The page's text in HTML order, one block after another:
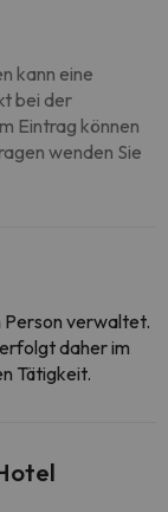
kann eine
bei der
Eintrag können
wenden Sie
Person verwaltet.
daher im
Tätigkeit.